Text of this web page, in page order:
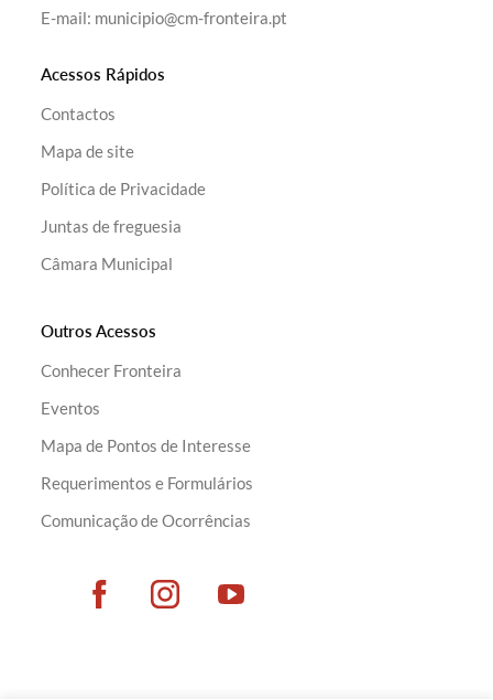
E-mail: municipio@cm-fronteira.pt
Acessos Rápidos
Contactos
Mapa de site
Política de Privacidade
Juntas de freguesia
Câmara Municipal
Outros Acessos
Conhecer Fronteira
Eventos
Mapa de Pontos de Interesse
Requerimentos e Formulários
Comunicação de Ocorrências